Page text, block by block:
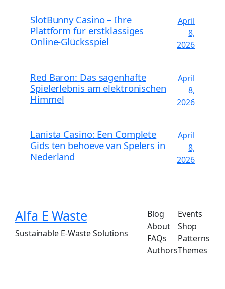
SlotBunny Casino – Ihre
Plattform für erstklassiges
Online-Glücksspiel
April
8,
2026
Red Baron: Das sagenhafte
Spielerlebnis am elektronischen
Himmel
April
8,
2026
Lanista Casino: Een Complete
Gids ten behoeve van Spelers in
Nederland
April
8,
2026
Alfa E Waste
Sustainable E-Waste Solutions
Blog
About
FAQs
Authors
Events
Shop
Patterns
Themes